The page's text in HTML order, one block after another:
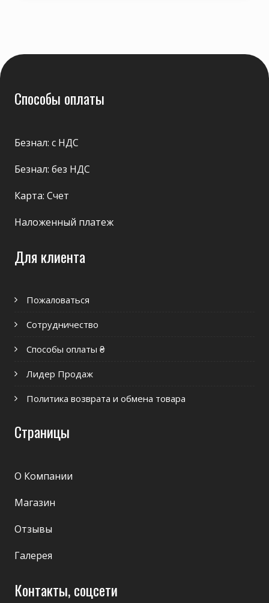
Способы оплаты
Безнал: с НДС
Безнал: без НДС
Карта: Счет
Наложенный платеж
Для клиента
Пожаловаться
Сотрудничество
Способы оплаты ₴
Лидер Продаж
Политика возврата и обмена товара
Страницы
О Компании
Магазин
Отзывы
Галерея
Контакты, соцсети